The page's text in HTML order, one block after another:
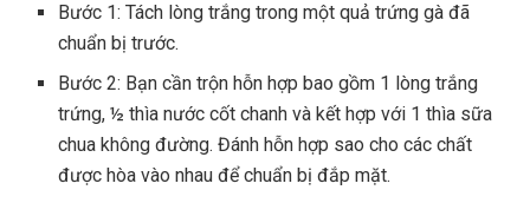
Bước 1: Tách lòng trắng trong một quả trứng gà đã
chuẩn bị trước.
Bước 2: Bạn cần trộn hỗn hợp bao gồm 1 lòng trắng
trứng, ½ thìa nước cốt chanh và kết hợp với 1 thìa sữa
chua không đường. Đánh hỗn hợp sao cho các chất
được hòa vào nhau để chuẩn bị đắp mặt.